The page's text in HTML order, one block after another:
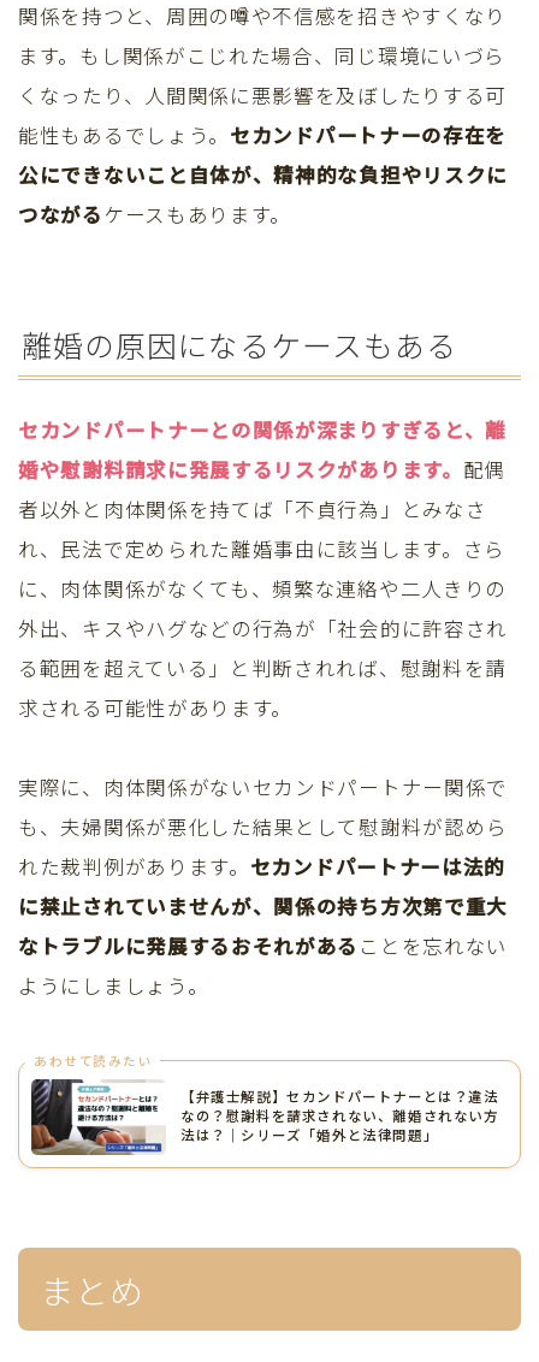
関係を持つと、周囲の噂や不信感を招きやすくなり
ます。もし関係がこじれた場合、同じ環境にいづら
くなったり、人間関係に悪影響を及ぼしたりする可
能性もあるでしょう。 セカンドパートナーの存在を
公にできないこと自体が、精神的な負担やリスクに
つながる ケースもあります。
離婚の原因になるケースもある
セカンドパートナーとの関係が深まりすぎると、離
婚や慰謝料請求に発展するリスクがあります。 配偶
者以外と肉体関係を持てば「不貞行為」とみなさ
れ、民法で定められた離婚事由に該当します。さら
に、肉体関係がなくても、頻繁な連絡や二人きりの
外出、キスやハグなどの行為が「社会的に許容され
る範囲を超えている」と判断されれば、慰謝料を請
求される可能性があります。
実際に、肉体関係がないセカンドパートナー関係で
も、夫婦関係が悪化した結果として慰謝料が認めら
れた裁判例があります。 セカンドパートナーは法的
に禁止されていませんが、関係の持ち方次第で重大
なトラブルに発展するおそれがある ことを忘れない
ようにしましょう。
あわせて読みたい
【弁護士解説】セカンドパートナーとは？違法
なの？慰謝料を請求されない、離婚されない方
法は？｜シリーズ「婚外と法律問題」
まとめ